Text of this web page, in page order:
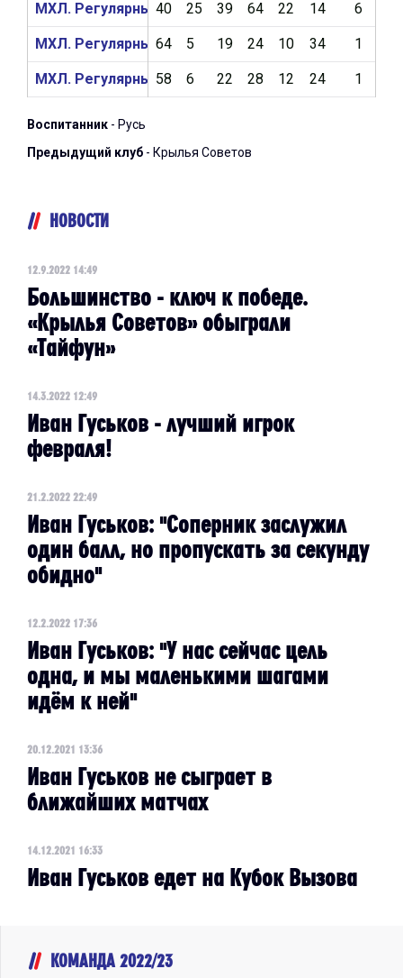
40 25 39 64 22 14 6
64 5 19 24 10 34 1
58 6 22 28 12 24 1
МХЛ. Регулярный чемпионат 2021/2022
МХЛ. Регулярный чемпионат 2020/2021
МХЛ. Регулярный чемпионат 2019/2020
Воспитанник - Русь
Предыдущий клуб - Крылья Советов
НОВОСТИ
12.9.2022 14:49
Большинство - ключ к победе.
«Крылья Советов» обыграли
«Тайфун»
14.3.2022 12:49
Иван Гуськов - лучший игрок
февраля!
21.2.2022 22:49
Иван Гуськов: "Соперник заслужил
один балл, но пропускать за секунду
обидно"
12.2.2022 17:36
Иван Гуськов: "У нас сейчас цель
одна, и мы маленькими шагами
идём к ней"
20.12.2021 13:36
Иван Гуськов не сыграет в
ближайших матчах
14.12.2021 16:33
Иван Гуськов едет на Кубок Вызова
КОМАНДА 2022/23